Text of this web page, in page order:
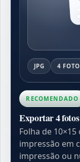
JPG 4
RECOMENDADO
Exportar 4 fotos
Folha de
impressão em
impressão ou